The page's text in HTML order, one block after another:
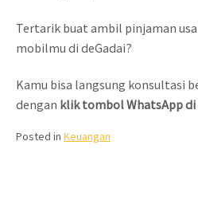
Tertarik buat ambil pinjaman
mobilmu di deGadai?
Kamu bisa langsung konsultasi
dengan klik tombol WhatsApp di
Posted in Keuangan